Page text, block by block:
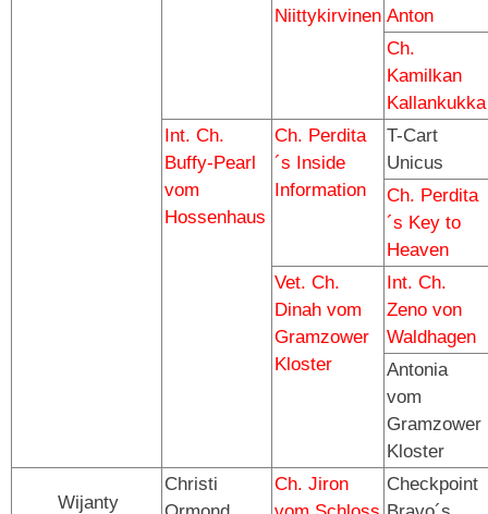
Niittykirvinen Anton
Ch.
Kamilkan
Kallankukka
Int. Ch.
Buffy-Pearl
vom
Hossenhaus
Ch. Perdita
´s Inside
Information
T-Cart
Unicus
Ch. Perdita
´s Key to
Heaven
Vet. Ch.
Dinah vom
Gramzower
Kloster
Int. Ch.
Zeno von
Waldhagen
Antonia
vom
Gramzower
Kloster
Wijanty
Christi
Ch. Jiron
Checkpoint